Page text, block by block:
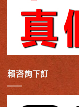
賴咨詢下訂